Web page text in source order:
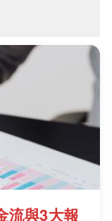
流與3大報